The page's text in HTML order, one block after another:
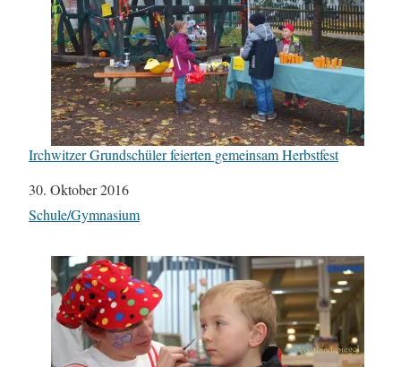
Irchwitzer Grundschüler feierten gemeinsam Herbstfest
Datum
30. Oktober 2016
In Bezug auf
Schule/Gymnasium